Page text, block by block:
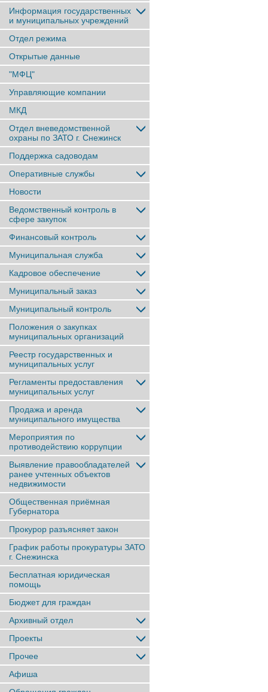
Информация государственных
и муниципальных учреждений
Отдел режима
Открытые данные
"МФЦ"
Управляющие компании
МКД
Отдел вневедомственной
охраны по ЗАТО г. Снежинск
Поддержка садоводам
Оперативные службы
Новости
Ведомственный контроль в
сфере закупок
Финансовый контроль
Муниципальная служба
Кадровое обеспечение
Муниципальный заказ
Муниципальный контроль
Положения о закупках
муниципальных организаций
Реестр государственных и
муниципальных услуг
Регламенты предоставления
муниципальных услуг
Продажа и аренда
муниципального имущества
Мероприятия по
противодействию коррупции
Выявление правообладателей
ранее учтенныx объектов
недвижимости
Общественная приёмная
Губернатора
Прокурор разъясняет закон
График работы прокуратуры ЗАТО
г. Снежинска
Бесплатная юридическая
помощь
Бюджет для граждан
Архивный отдел
Проекты
Прочее
Афиша